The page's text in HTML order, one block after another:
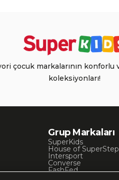
çocuk markalarının konforlu
koleksiyonları!
Grup Markaları
SuperKids
House of SuperStep
Intersport
Converse
FashFed